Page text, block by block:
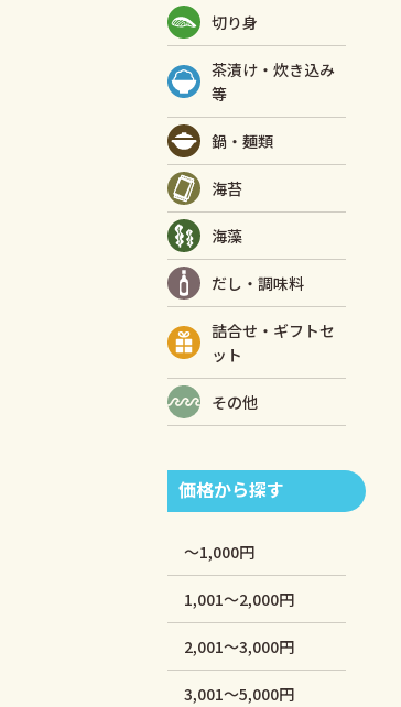
切り身
茶漬け・炊き込み
等
鍋・麺類
海苔
海藻
だし・調味料
詰合せ・ギフトセ
ット
その他
価格から探す
～1,000円
1,001～2,000円
2,001～3,000円
3,001～5,000円